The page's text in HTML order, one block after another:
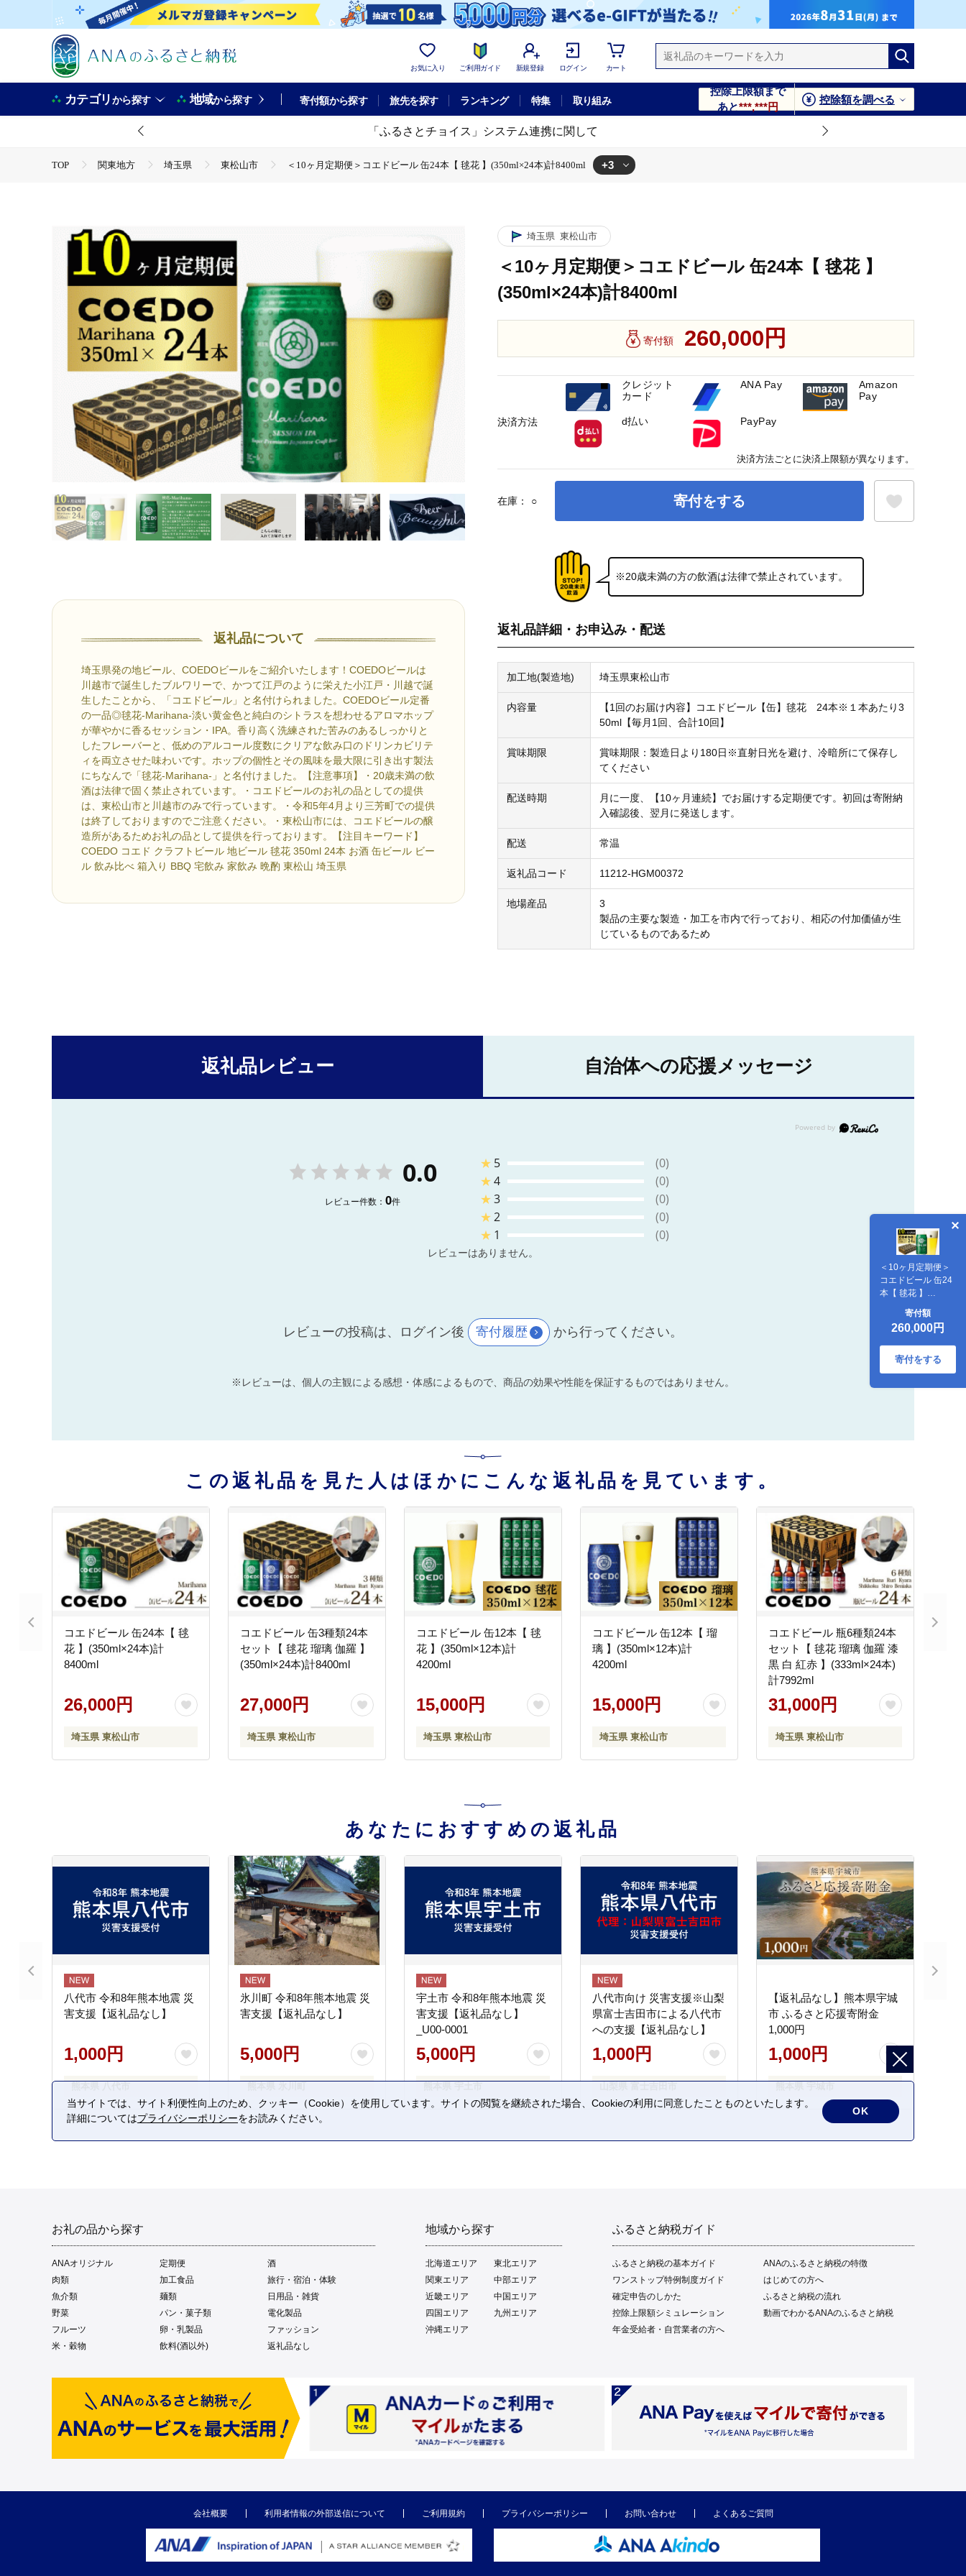
お気に入り ご利用ガイド 新規登録 ログイン カート
カテゴリから探す 地域から探す 寄付額から探す 旅先を探す ランキング 特集 取り組み
控除上限額まで
あと***,***円
控除額を調べる
「ふるさとチョイス」システム連携に関して
TOP 関東地方 埼玉県 東松山市 ＜10ヶ月定期便＞コエドビール 缶24本【 毬花 】(350ml×24本)計8400ml +3
返礼品について
埼玉県発の地ビール、COEDOビールをご紹介いたします！COEDOビールは
川越市で誕生したブルワリーで、かつて江戸のように栄えた小江戸・川越で誕
生したことから、「コエドビール」と名付けられました。COEDOビール定番
の一品◎毬花-Marihana-淡い黄金色と純白のシトラスを想わせるアロマホップ
が華やかに香るセッション・IPA。香り高く洗練された苦みのあるしっかりと
したフレーバーと、低めのアルコール度数にクリアな飲み口のドリンカビリテ
ィを両立させた味わいです。ホップの個性とその風味を最大限に引き出す製法
にちなんで「毬花-Marihana-」と名付けました。【注意事項】・20歳未満の飲
酒は法律で固く禁止されています。・コエドビールのお礼の品としての提供
は、東松山市と川越市のみで行っています。・令和5年4月より三芳町での提供
は終了しておりますのでご注意ください。・東松山市には、コエドビールの醸
造所があるためお礼の品として提供を行っております。【注目キーワード】
COEDO コエド クラフトビール 地ビール 毬花 350ml 24本 お酒 缶ビール ビー
ル 飲み比べ 箱入り BBQ 宅飲み 家飲み 晩酌 東松山 埼玉県
埼玉県 東松山市
＜10ヶ月定期便＞コエドビール 缶24本【 毬花 】
(350ml×24本)計8400ml
寄付額 260,000円
在庫： ○ 寄付をする
＜10ヶ月定期便＞
コエドビール 缶24
本【 毬花 】
8400ml
寄付額
260,000円
寄付をする
※20歳未満の方の飲酒は法律で禁止されています。
返礼品詳細・お申込み・配送
加工地(製造地) 埼玉県東松山市
内容量
【1回のお届け内容】コエドビール【缶】毬花 24本※１本あたり3
50ml【毎月1回、合計10回】
賞味期限
賞味期限：製造日より180日※直射日光を避け、冷暗所にて保存し
てください
配送時期
月に一度、【10ヶ月連続】でお届けする定期便です。初回は寄附納
入確認後、翌月に発送します。
配送 常温
返礼品コード 11212-HGM00372
地場産品
3
製品の主要な製造・加工を市内で行っており、相応の付加価値が生
じているものであるため
決済方法
クレジット
カード
ANA Pay
Amazon
Pay
d払い PayPay
決済方法ごとに決済上限額が異なります。
返礼品レビュー 自治体への応援メッセージ
0.0
レビュー件数： 0件
★ 5
(0)
★4
(0)
★3
(0)
★2
(0)
★ 1 (0)
レビューはありません。
レビューの投稿は、ログイン後 寄付履歴 から行ってください。
※レビューは、個人の主観による感想・体感によるもので、商品の効果や性能を保証するものではありません。
この返礼品を見た人はほかにこんな返礼品を見ています。
コエドビール 缶24本【 毬
花 】(350ml×24本)計
8400ml
26,000円
埼玉県 東松山市
コエドビール 缶3種類24本
セット【 毬花 瑠璃 伽羅 】
(350ml×24本)計8400ml
27,000円
埼玉県 東松山市
コエドビール 缶12本【 毬
花 】(350ml×12本)計
4200ml
15,000円
埼玉県 東松山市
コエドビール 缶12本【 瑠
璃 】(350ml×12本)計
4200ml
15,000円
埼玉県 東松山市
コエドビール 瓶6種類24本
セット【 毬花 瑠璃 伽羅 漆
黒 白 紅赤 】(333ml×24本)
計7992ml
31,000円
埼玉県 東松山市
あなたにおすすめの返礼品
八代市 令和8年熊本地震 災
害支援【返礼品なし】
1,000円
氷川町 令和8年熊本地震 災
害支援【返礼品なし】
5,000円
宇土市 令和8年熊本地震 災
害支援【返礼品なし】
_U00-0001
5,000円
八代市向け 災害支援※山梨
県富士吉田市による八代市
への支援【返礼品なし】
1,000円
【返礼品なし】熊本県宇城
市 ふるさと応援寄附金
1,000円
1,000円
お礼の品から探す
ANAオリジナル 定期便
酒
肉類
加工食品
旅行・宿泊・体験
魚介類
麺類
日用品・雑貨
野菜
パン・菓子類
電化製品
フルーツ
卵・乳製品
ファッション
米・穀物
飲料(酒以外) 返礼品なし
地域から探す
北海道エリア
東北エリア
関東エリア
中部エリア
近畿エリア
中国エリア
四国エリア
九州エリア
沖縄エリア
ふるさと納税ガイド
ふるさと納税の基本ガイド
ANAのふるさと納税の特徴
ワンストップ特例制度ガイド
はじめての方へ
確定申告のしかた
ふるさと納税の流れ
控除上限額シミュレーション
動画でわかるANAのふるさと納税
年金受給者・自営業者の方へ
会社概要 利用者情報の外部送信について ご利用規約 プライバシーポリシー お問い合わせ よくあるご質問
当サイトでは、サイト利便性向上のため、クッキー（Cookie）を使用しています。サイトの閲覧を継続された場合、Cookieの利用に同意したことものといたします。
詳細についてはプライバシーポリシーをお読みください。
OK